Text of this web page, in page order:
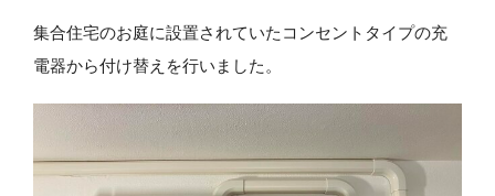
集合住宅のお庭に設置されていたコンセントタイプの充
電器から付け替えを行いました。